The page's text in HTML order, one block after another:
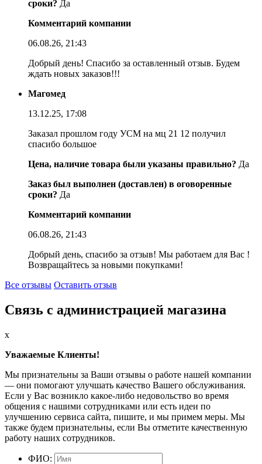
сроки? Да
Комментарий компании
06.08.26, 21:43
Добрый день! Спасибо за оставленный отзыв. Будем
ждать новых заказов!!!
Магомед
13.12.25, 17:08
Заказал прошлом году УСМ на мц 21 12 получил
спасибо большое
Цена, наличие товара были указаны правильно? Да
Заказ был выполнен (доставлен) в оговоренные
сроки? Да
Комментарий компании
06.08.26, 21:43
Добрый день, спасибо за отзыв! Мы работаем для Вас !
Возвращайтесь за новыми покупками!
Все отзывы Оставить отзыв
Связь с администрацией магазина
x
Уважаемые Клиенты!
Мы признательны за Ваши отзывы о работе нашей компании
— они помогают улучшать качество Вашего обслуживания.
Если у Вас возникло какое-либо недовольство во время
общения с нашими сотрудниками или есть идеи по
улучшению сервиса сайта, пишите, и мы примем меры. Мы
также будем признательны, если Вы отметите качественную
работу наших сотрудников.
ФИО: